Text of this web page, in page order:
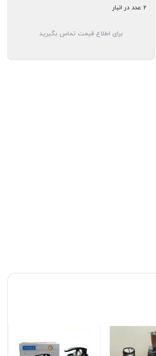
2 عدد در انبار
برای اطلاع قیمت تماس بگیرید